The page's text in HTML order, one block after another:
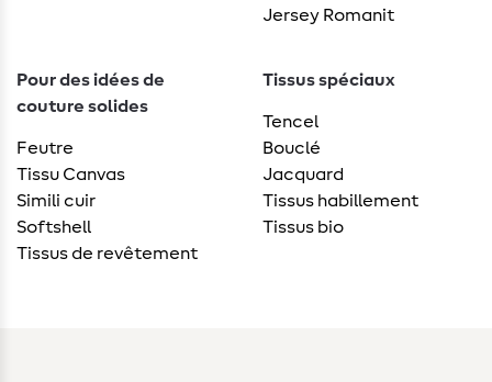
Jersey Romanit
Pour des idées de
couture solides
Feutre
Tissu Canvas
Simili cuir
Softshell
Tissus de revêtement
Tissus spéciaux
Tencel
Bouclé
Jacquard
Tissus habillement
Tissus bio